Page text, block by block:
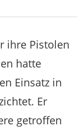
ihre Pistolen
hatte
Einsatz in
Er
getroffen